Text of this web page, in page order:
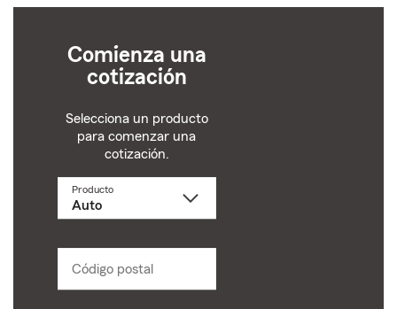
Comienza una
cotización
Selecciona un producto
para comenzar una
cotización.
ProductoSelecciona
Código postal